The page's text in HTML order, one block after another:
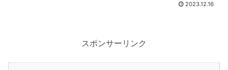
2023.12.16
スポンサーリンク